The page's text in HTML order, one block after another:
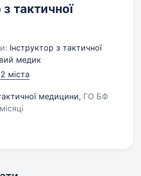
тактичної
Інструктор з тактичної
медик
міста
медицини, ГО БФ